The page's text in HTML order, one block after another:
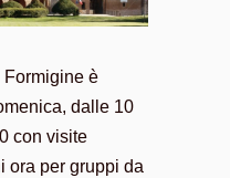
Formigine è
dalle 10
con visite
ora per gruppi da